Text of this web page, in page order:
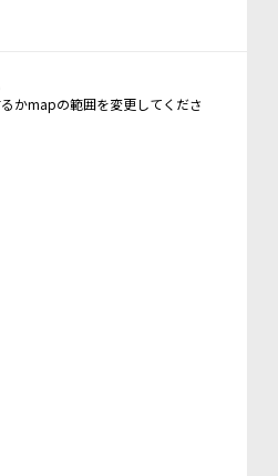
かmapの範囲を変更してくださ